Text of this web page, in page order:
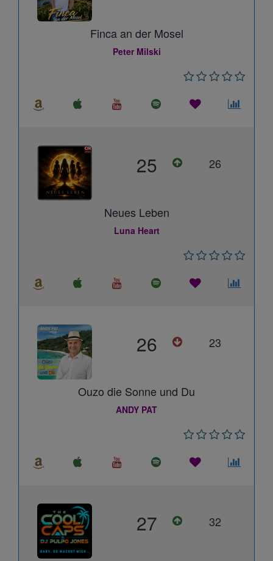
Finca an der Mosel
Peter Milski
25 26
Neues Leben
Luna Heart
26 23
Ouzo die Sonne und Du
ANDY PAT
27 32